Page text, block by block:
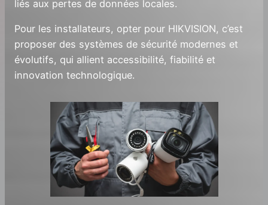
liés aux pertes de données locales.
Pour les installateurs, opter pour HIKVISION, c’est
proposer des systèmes de sécurité modernes et
évolutifs, qui allient accessibilité, fiabilité et
innovation technologique.